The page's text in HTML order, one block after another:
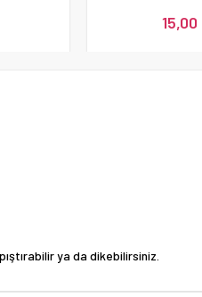
15,00
ya da dikebilirsiniz.